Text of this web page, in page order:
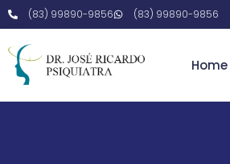
(83) 99890-9856 (83) 99890-9856
Home